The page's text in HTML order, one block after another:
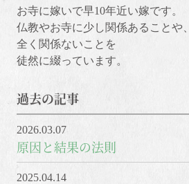
お寺に嫁いで早10年近い嫁です。
仏教やお寺に少し関係あることや、
全く関係ないことを
徒然に綴っています。
過去の記事
2026.03.07
原因と結果の法則
2025.04.14